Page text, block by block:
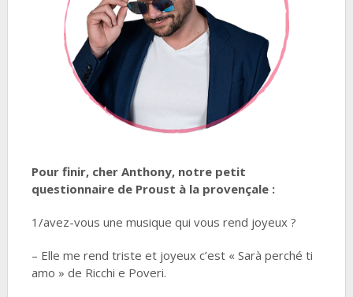
Pour finir, cher Anthony, notre petit
questionnaire de Proust à la provençale :
1/avez-vous une musique qui vous rend joyeux ?
– Elle me rend triste et joyeux c’est « Sarà perché ti
amo » de Ricchi e Poveri.